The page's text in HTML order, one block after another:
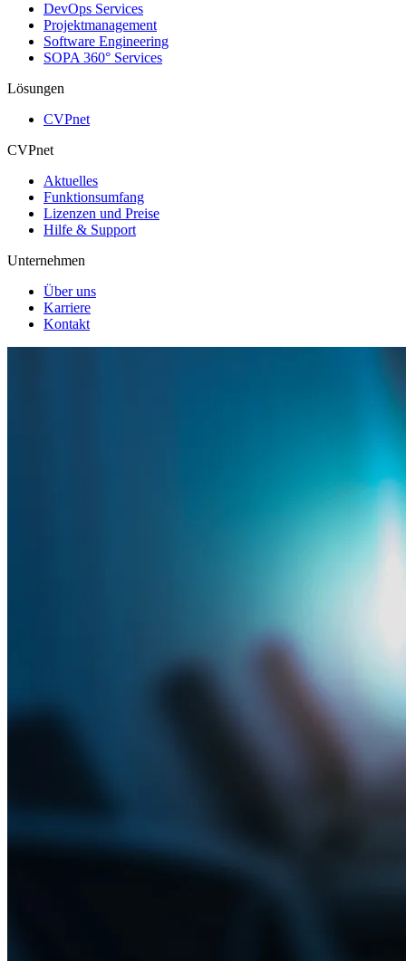
DevOps Services
Projektmanagement
Software Engineering
SOPA 360° Services
Lösungen
CVPnet
CVPnet
Aktuelles
Funktionsumfang
Lizenzen und Preise
Hilfe & Support
Unternehmen
Über uns
Karriere
Kontakt